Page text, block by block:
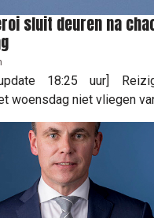
sluit deuren na
18:25 uur]
woensdag niet vliegen